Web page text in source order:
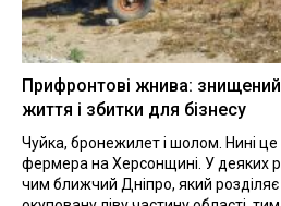
Прифронтові жнива: знищений
життя і збитки для бізнесу
Чуйка, бронежилет і шолом. Нині це
фермера на Херсонщині. У деяких
чим ближчий Дніпро, який розділяє